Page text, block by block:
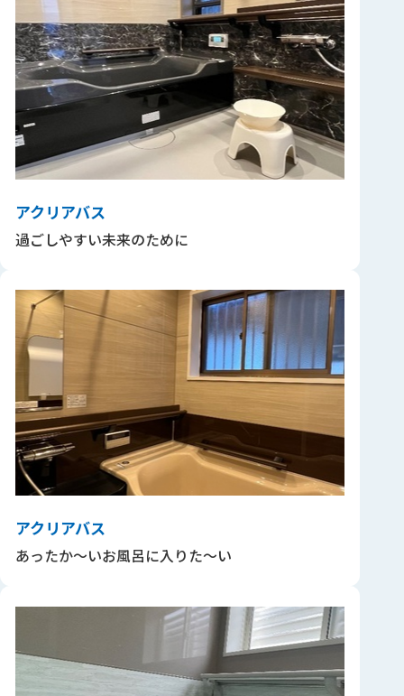
アクリアバス
過ごしやすい未来のために
アクリアバス
あったか～いお風呂に入りた～い